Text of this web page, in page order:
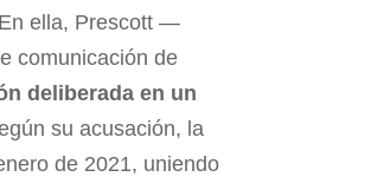
ella, Prescott —
comunicación de
deliberada en un
su acusación, la
de 2021, uniendo